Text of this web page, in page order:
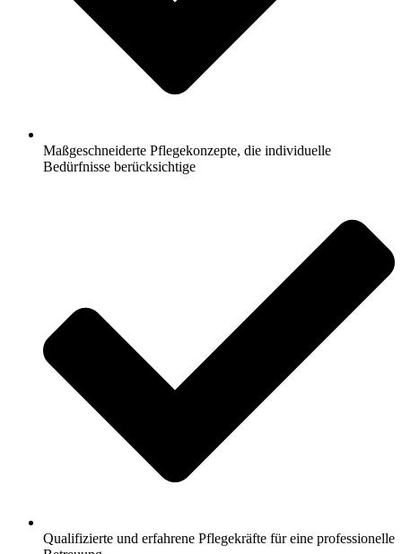
Maßgeschneiderte Pflegekonzepte, die individuelle
Bedürfnisse berücksichtige
Qualifizierte und erfahrene Pflegekräfte für eine professionelle